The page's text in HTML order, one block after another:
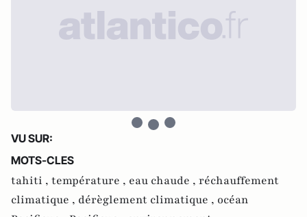
VU SUR:
MOTS-CLES
tahiti , température , eau chaude , réchauffement
climatique , dérèglement climatique , océan